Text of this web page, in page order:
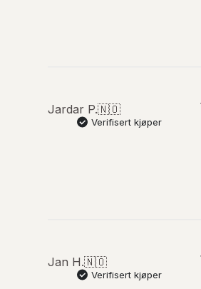
Jardar P.🇳🇴
Verifisert kjøper
Jan H.🇳🇴
Verifisert kjøper